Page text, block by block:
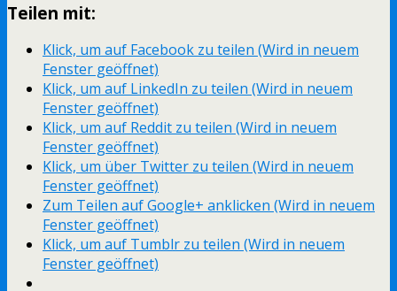
Teilen mit:
Klick, um auf Facebook zu teilen (Wird in neuem
Fenster geöffnet)
Klick, um auf LinkedIn zu teilen (Wird in neuem
Fenster geöffnet)
Klick, um auf Reddit zu teilen (Wird in neuem
Fenster geöffnet)
Klick, um über Twitter zu teilen (Wird in neuem
Fenster geöffnet)
Zum Teilen auf Google+ anklicken (Wird in neuem
Fenster geöffnet)
Klick, um auf Tumblr zu teilen (Wird in neuem
Fenster geöffnet)